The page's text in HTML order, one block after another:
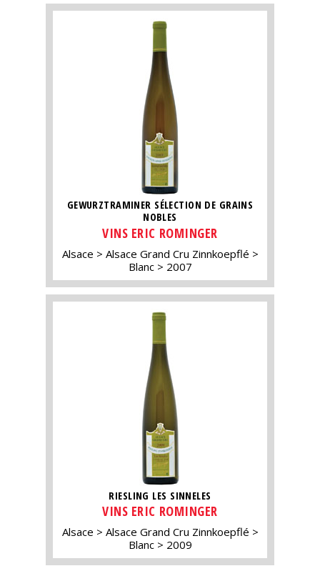
GEWURZTRAMINER SÉLECTION DE GRAINS
NOBLES
VINS ERIC ROMINGER
Alsace
Alsace Grand Cru Zinnkoepflé
Blanc
2007
RIESLING LES SINNELES
VINS ERIC ROMINGER
Alsace
Alsace Grand Cru Zinnkoepflé
Blanc
2009